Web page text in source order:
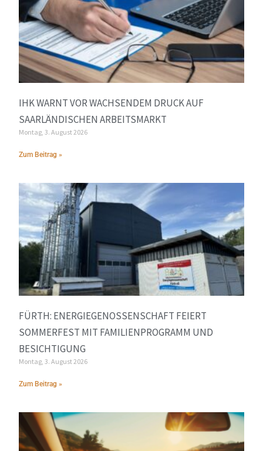
IHK WARNT VOR WACHSENDEM DRUCK AUF
SAARLÄNDISCHEN ARBEITSMARKT
Montag, 3. August 2026
Zum Beitrag »
FÜRTH: ENERGIEGENOSSENSCHAFT FEIERT
SOMMERFEST MIT FAMILIENPROGRAMM UND
BESICHTIGUNG
Montag, 3. August 2026
Zum Beitrag »